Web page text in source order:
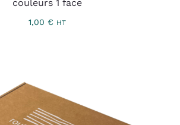
couleurs 1 face
1,00 € HT